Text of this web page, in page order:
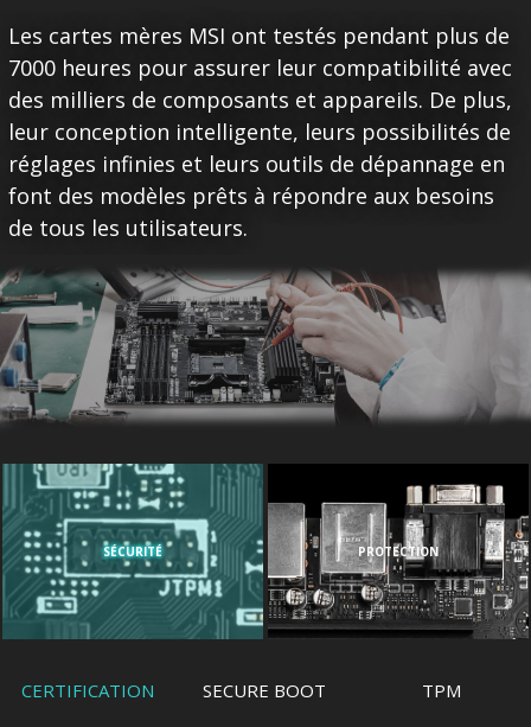
Les cartes mères MSI ont testés pendant plus de
7000 heures pour assurer leur compatibilité avec
des milliers de composants et appareils. De plus,
leur conception intelligente, leurs possibilités de
réglages infinies et leurs outils de dépannage en
font des modèles prêts à répondre aux besoins
de tous les utilisateurs.
SÉCURITÉ PROTECTION
CERTIFICATION SECURE BOOT TPM